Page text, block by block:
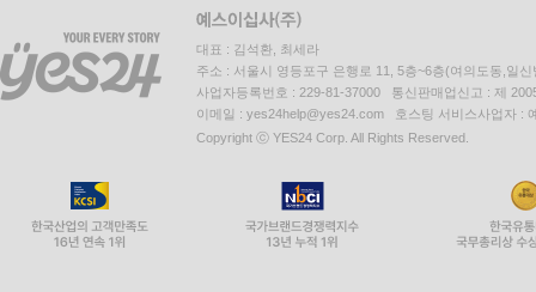
대표 : 김석환, 최세라
주소 : 서울시 영등포구 은행로 11, 5층~6층(여의도동,일신
사업자등록번호 : 229-81-37000 통신판매업신고 : 제
이메일 : yes24help@yes24.com 호스팅 서비스사업자 :
Copyright ⓒ YES24 Corp. All Rights Reserved.